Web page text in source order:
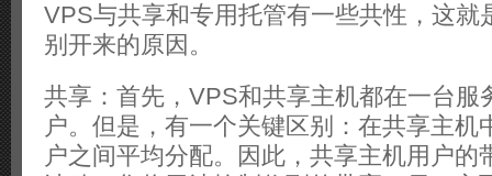
VPS与共享和专用托管有一些共性，这就
别开来的原因。
共享：首先，VPS和共享主机都在一台服
户。但是，有一个关键区别：在共享主机
户之间平均分配。因此，共享主机用户的